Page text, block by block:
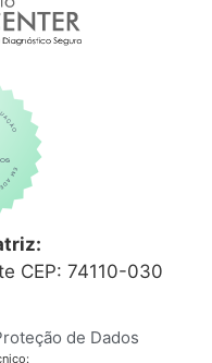
CEP: 74110-030
de Dados